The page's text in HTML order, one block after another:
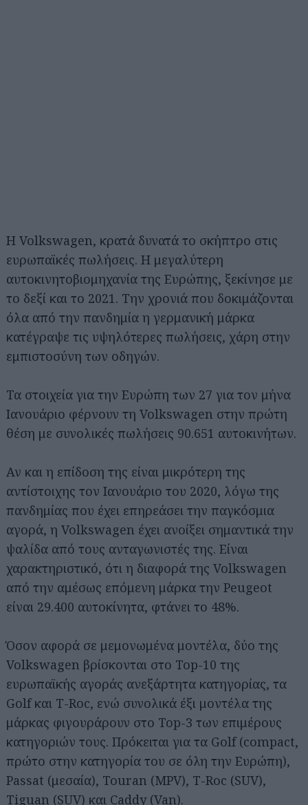
Η Volkswagen, κρατά δυνατά το σκήπτρο στις
ευρωπαϊκές πωλήσεις. Η μεγαλύτερη
αυτοκινητοβιομηχανία της Ευρώπης, ξεκίνησε με
το δεξί και το 2021. Την χρονιά που δοκιμάζονται
όλα από την πανδημία η γερμανική μάρκα
κατέγραψε τις υψηλότερες πωλήσεις, χάρη στην
εμπιστοσύνη των οδηγών.
Τα στοιχεία για την Ευρώπη των 27 για τον μήνα
Ιανουάριο φέρνουν τη Volkswagen στην πρώτη
θέση με συνολικές πωλήσεις 90.651 αυτοκινήτων.
Αν και η επίδοση της είναι μικρότερη της
αντίστοιχης τον Ιανουάριο του 2020, λόγω της
πανδημίας που έχει επηρεάσει την παγκόσμια
αγορά, η Volkswagen έχει ανοίξει σημαντικά την
ψαλίδα από τους ανταγωνιστές της. Είναι
χαρακτηριστικό, ότι η διαφορά της Volkswagen
από την αμέσως επόμενη μάρκα την Peugeot
είναι 29.400 αυτοκίνητα, φτάνει το 48%.
Όσον αφορά σε μεμονωμένα μοντέλα, δύο της
Volkswagen βρίσκονται στο Top-10 της
ευρωπαϊκής αγοράς ανεξάρτητα κατηγορίας, τα
Golf και T-Roc, ενώ συνολικά έξι μοντέλα της
μάρκας φιγουράρουν στο Top-3 των επιμέρους
κατηγοριών τους. Πρόκειται για τα Golf (compact,
πρώτο στην κατηγορία του σε όλη την Ευρώπη),
Passat (μεσαία), Touran (MPV), T-Roc (SUV),
Tiguan (SUV) και Caddy (Van).